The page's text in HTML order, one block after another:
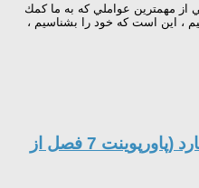
از مهمترين عواملي كه به ما كمك
، اين است كه خود را بشناسيم ،
دانلود زمینه روانشناسی هیلگارد (پاورپوینت 7 فصل از